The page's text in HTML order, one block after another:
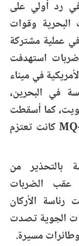
رد أولي على
البحرية وقوات
عملية مشتركة
ضربات استهدفت
في ميناء
في البحرين،
كما أسقطت
طائرة مسيرة معادية من طراز MQ-9 كانت تعتزم
بالتحذير من
عقب الضربات
رئاسة الأركان
الجوية تصدت
مسيرة.